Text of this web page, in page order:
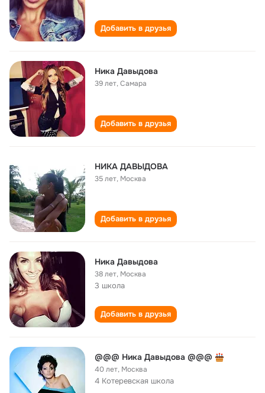
Добавить в друзья
Ника Давыдова
39 лет,Самара
Добавить в друзья
НИКА ДАВЫДОВА
35 лет, Москва
Добавить в друзья
Ника Давыдова
38 лет, Москва
3 школа
Добавить в друзья
@@@ Ника Давыдова @@@
40 лет, Москва
4 Котеревская школа